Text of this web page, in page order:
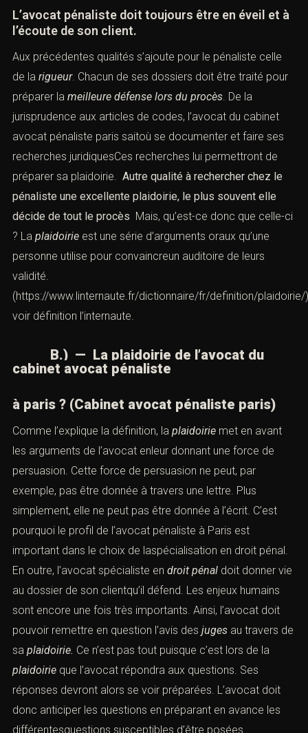
L’avocat pénaliste doit toujours être en éveil et
à l’écoute de son client.
Aux précédentes qualités s’ajoute pour le pénaliste celle
de larigueur. Chacun de ses dossiers doit être traité
pour préparer lameilleure défense lors du procès. De la
jurisprudence aux articles de codes, l’avocat du cabinet
avocat pénaliste paris saitoù se documenter et faire ses
recherches juridiquesCes recherches lui permettront de
préparer saplaidoirie. Autre qualité à rechercher chez le
pénaliste une excellente plaidoirie,le plus souvent elle
décide de tout leprocèsMais, qu’est-ce donc que celle-
ci ? Laplaidoirie est une série d’arguments oraux qu’une
personne utilise pour convaincreun auditoire de leurs
validité.
(https://www.linternaute.fr/dictionnaire/fr/definition/plaidoirie/
B.) — La plaidoirie
à paris ? (Cabinet avocat pénaliste paris)
Comme l’explique la définition, la plaidoirie met en avant
les arguments de l’avocat enleur donnant une force de
persuasion. Cette force de persuasion ne peut, par
exemple, pas être donnée à travers une lettre. Plus
simplement, elle ne peut pas être donnée à l’écrit. C’est
pourquoi le profil de l’avocat pénaliste à Paris est
important dans le choix de laspécialisation endroit
pénal.En outre, l’avocat spécialiste endroit pénaldoit
donner vie au dossier de son clientqu’il défend. Les
enjeux humains sont encore une fois très importants.
Ainsi, l’avocat doit pouvoir remettre en question l’avis
desjuges au travers de saplaidoirie.Ce n’est pas tout
puisque c’est lors de la plaidoirie que l’avocat répondra
aux questions. Ses réponses devront alors se voir
préparées. L’avocat doit donc anticiper les questions en